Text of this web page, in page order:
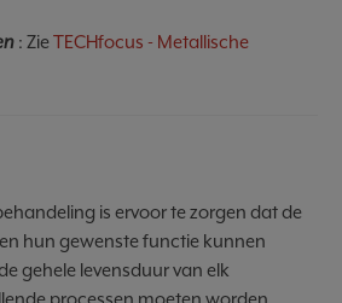
: ZieTECHfocus - Metallische
is ervoor te zorgen dat de
hun gewenste functie kunnen
gehele levensduur van elk
processen moeten worden